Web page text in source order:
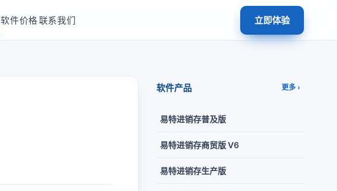
软件价格联系我们 立即体验
软件产品 更多 ›
易特进销存普及版
易特进销存商贸版 V6
易特进销存生产版